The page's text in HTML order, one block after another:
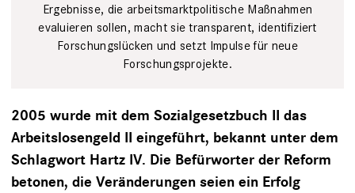
Ergebnisse, die arbeitsmarktpolitische Maßnahmen
evaluieren sollen, macht sie transparent, identifiziert
Forschungslücken und setzt Impulse für neue
Forschungsprojekte.
2005 wurde mit dem Sozialgesetzbuch II das
Arbeitslosengeld II eingeführt, bekannt unter dem
Schlagwort Hartz IV. Die Befürworter der Reform
betonen, die Veränderungen seien ein Erfolg